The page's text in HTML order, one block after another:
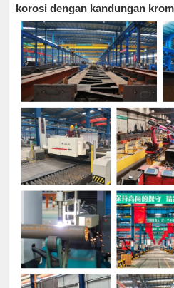
korosi dengan kandungan